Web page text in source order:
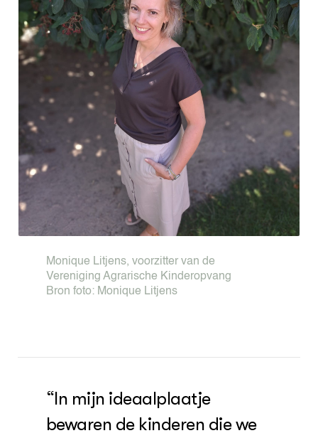
Monique Litjens, voorzitter van de
Vereniging Agrarische Kinderopvang
Bron foto: Monique Litjens
“In mijn ideaalplaatje
bewaren de kinderen die we